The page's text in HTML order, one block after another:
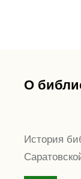
О
История